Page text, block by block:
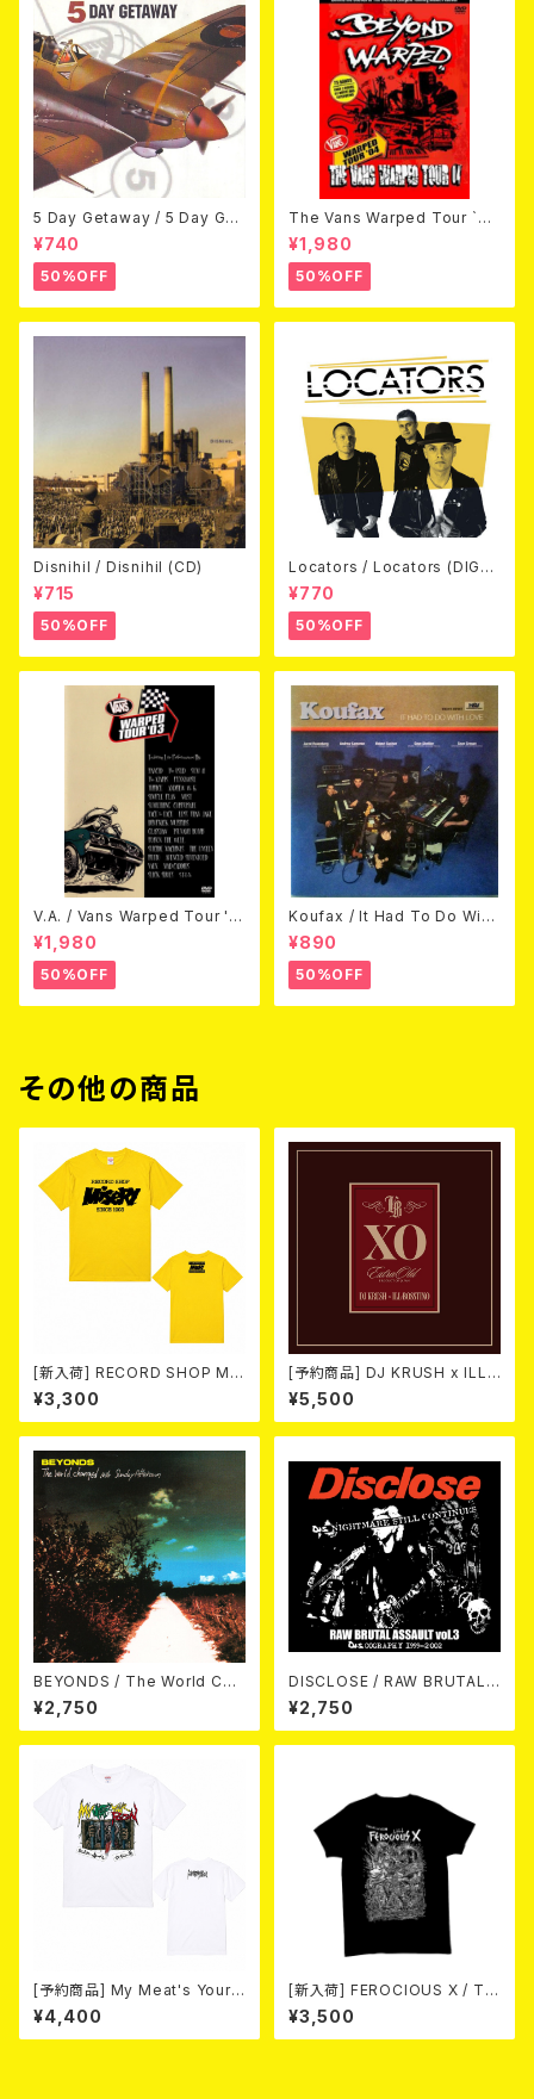
5 Day Getaway / 5 Day Get
away (CDEP)
¥740
50%OFF
The Vans Warped Tour `04
Beyond Warped (国内盤DV
D)
¥1,980
50%OFF
Disnihil / Disnihil (CD)
¥715
50%OFF
Locators / Locators (DIGPA
CK CD)
¥770
50%OFF
V.A. / Vans Warped Tour '0
3 (DVD)
¥1,980
50%OFF
Koufax / It Had To Do With
Love (CD)
¥890
50%OFF
その他の商品
[新入荷] RECORD SHOP MIS
ERY / 33th anniversary T-s
hirts (yellow ②)
¥3,300
[予約商品] DJ KRUSH x ILL-
BOSSTINO / XO (2CD)(限定
盤) 2026年08月05日発売！
¥5,500
BEYONDS / The World Cha
nged Into Sunday Afternoo
n 10"＋CD＋DVD
¥2,750
DISCLOSE / RAW BRUTAL
ASSAULT Vol.3 : DISCOGR
APHY 1999-2002 (2xCD)
¥2,750
[予約商品] My Meat's Your
Poison -あんたにゃ毒でもオイ
ラにゃ薬- (White) 熊本地震 復
興支援T-shirt 2026年8月末
¥4,400
[新入荷] FEROCIOUS X / T S
HIRT
¥3,500